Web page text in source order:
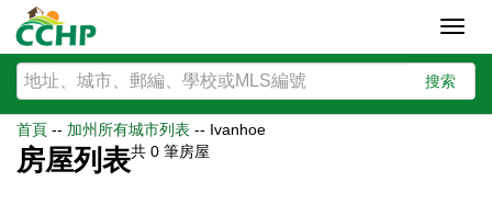
搜索
首頁 -- 加州所有城市列表 -- Ivanhoe
房屋列表共 0 筆房屋